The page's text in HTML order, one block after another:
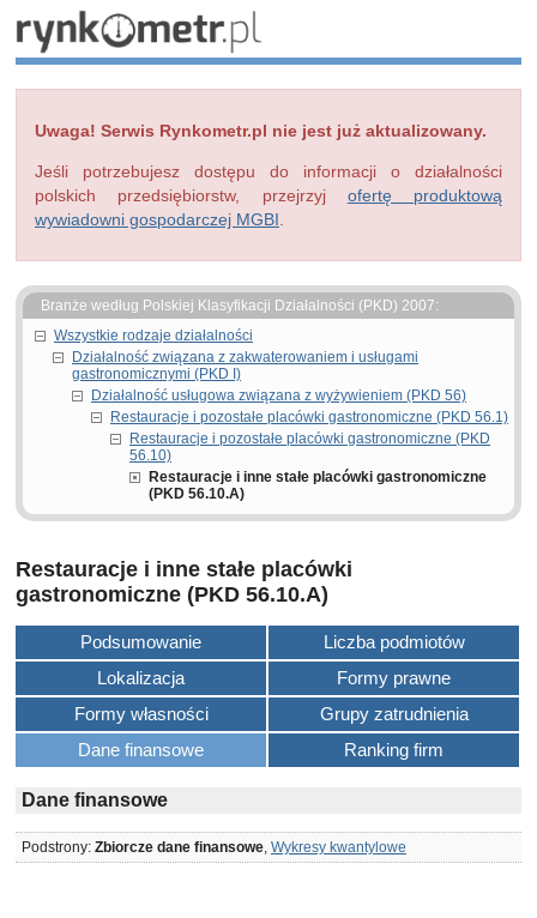
Uwaga! Serwis Rynkometr.pl nie jest już aktualizowany.
Jeśli potrzebujesz dostępu do informacji o działalności
polskich przedsiębiorstw, przejrzyj ofertę produktową
wywiadowni gospodarczej MGBI
Branże według Polskiej Klasyfikacji Działalności (PKD) 2007:
Wszystkie rodzaje działalności
Działalność związana z zakwaterowaniem i usługami
gastronomicznymi (PKD I)
Działalność usługowa związana z wyżywieniem (PKD 56)
Restauracje i pozostałe placówki gastronomiczne (PKD 56.1)
Restauracje i pozostałe placówki gastronomiczne (PKD
56.10)
Restauracje i inne stałe placówki gastronomiczne
(PKD 56.10.A)
Restauracje i inne stałe placówki
gastronomiczne (PKD 56.10.A)
Podsumowanie
Liczba podmiotów
Lokalizacja
Formy prawne
Formy własności
Grupy zatrudnienia
Dane finansowe
Ranking firm
Dane finansowe
Podstrony: Zbiorcze dane finansowe, Wykresy kwantylowe